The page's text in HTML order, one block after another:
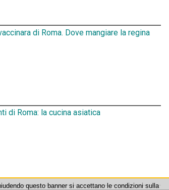
di Roma. Dove mangiare la regina
di Roma: la cucina asiatica
questo banner si accettano le condizioni sulla